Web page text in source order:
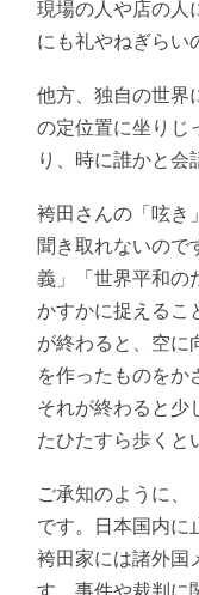
現場の人や店の人
にも礼やねぎらい
他方、独自の世界
の定位置に坐りじ
り、時に誰かと会
袴田さんの「呟き
聞き取れないので
義」「世界平和の
かすかに捉えるこ
が終わると、空に
を作ったものをか
それが終わると少
たひたすら歩くと
ご承知のように
です。日本国内に
袴田家には諸外国
す。事件や裁判に